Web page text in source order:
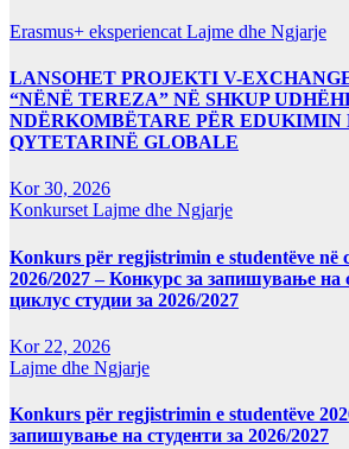
Erasmus+ eksperiencat Lajme dhe Ngjarje
LANSOHET PROJEKTI V-
“NËNË TEREZA” NË SHKUP
NDËRKOMBËTARE PËR EDUKIMIN
QYTETARINË GLOBALE
Kor 30, 2026
Konkurset Lajme dhe Ngjarje
Konkurs për regjistrimin e studentëve në
2026/2027 – Конкурс за запишување на
циклус студии за 2026/2027
Kor 22, 2026
Lajme dhe Ngjarje
Konkurs për regjistrimin e studentëve
запишување на студенти за 2026/2027